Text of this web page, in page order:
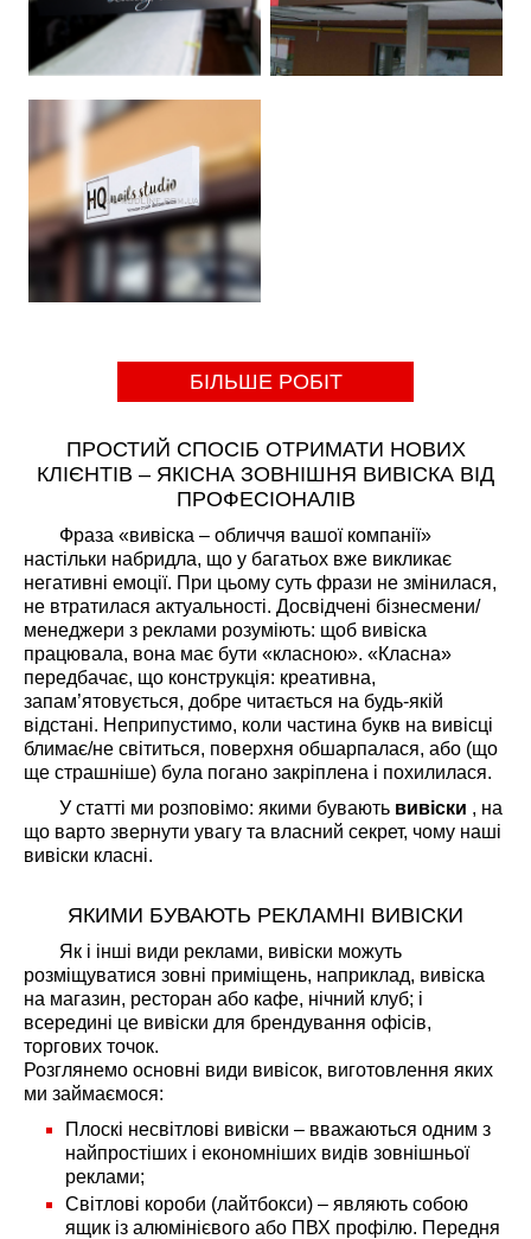
БІЛЬШЕ РОБІТ
ПРОСТИЙ СПОСІБ ОТРИМАТИ НОВИХ
КЛІЄНТІВ – ЯКІСНА ЗОВНІШНЯ ВИВІСКА ВІД
ПРОФЕСІОНАЛІВ
Фраза «вивіска – обличчя вашої компанії»
настільки набридла, що у багатьох вже викликає
негативні емоції. При цьому суть фрази не змінилася,
не втратилася актуальності. Досвідчені бізнесмени/
менеджери з реклами розуміють: щоб вивіска
працювала, вона має бути «класною». «Класна»
передбачає, що конструкція: креативна,
запам’ятовується, добре читається на будь-якій
відстані. Неприпустимо, коли частина букв на вивісці
блимає/не світиться, поверхня обшарпалася, або (що
ще страшніше) була погано закріплена і похилилася.
У статті ми розповімо: якими бувають вивіски , на
що варто звернути увагу та власний секрет, чому наші
вивіски класні.
ЯКИМИ БУВАЮТЬ РЕКЛАМНІ ВИВІСКИ
Як і інші види реклами, вивіски можуть
розміщуватися зовні приміщень, наприклад, вивіска
на магазин, ресторан або кафе, нічний клуб; і
всередині це вивіски для брендування офісів,
торгових точок.
Розглянемо основні види вивісок, виготовлення яких
ми займаємося:
Плоскі несвітлові вивіски – вважаються одним з
найпростіших і економніших видів зовнішньої
реклами;
Світлові короби (лайтбокси) – являють собою
ящик із алюмінієвого або ПВХ профілю. Передня